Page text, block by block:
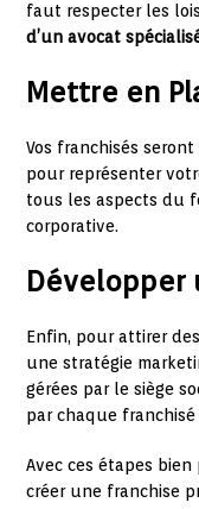
faut respecter les
d’un avocat
Mettre en
Vos franchisés
pour représenter
tous les aspects du
corporative.
Développer
Enfin, pour attirer
une stratégie
gérées par le siège
par chaque
Avec ces étapes
créer une franchise